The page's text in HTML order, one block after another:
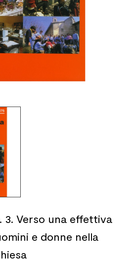
3. Verso una effettiva
e donne nella